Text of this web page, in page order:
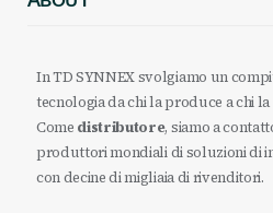
In TD SYNNEX svolgiamo un
tecnologia da chi la produce a chi
Come distributore, siamo a
produttori mondiali di soluzioni di
con decine di migliaia di rivenditori.